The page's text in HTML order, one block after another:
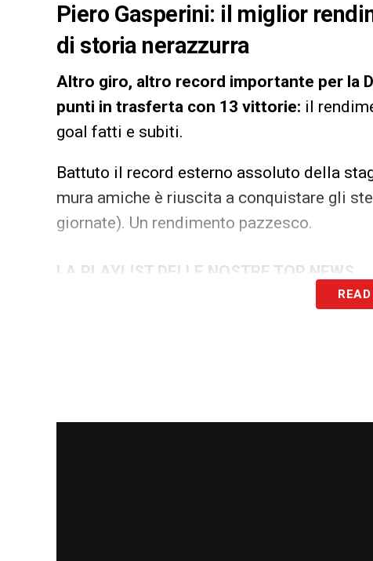
Piero Gasperini: il miglior
di storia nerazzurra
Altro giro, altro record importante per la
punti in trasferta con 13 vittorie: il
goal fatti e subiti.
Battuto il record esterno assoluto della
mura amiche è riuscita a conquistare gli
giornate). Un rendimento pazzesco.
LA PLAYLIST DELLE NOSTRE TOP NEWS